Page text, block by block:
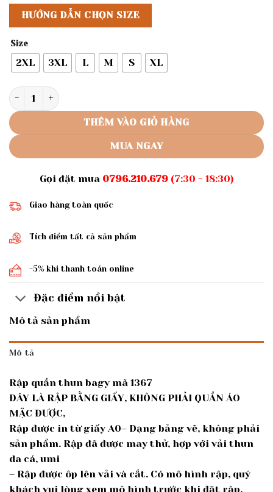
HƯỚNG DẪN CHỌN SIZE
Size
2XL 3XL L M S XL
Rập giấy A0 mã 1367 - Rập quần thun bagy số lượng
THÊM VÀO GIỎ HÀNG
MUA NGAY
Gọi đặt mua 0796.210.679(7:30 - 18:30)
Giao hàng toàn quốc
Tích điểm tất cả sản phẩm
-5% khi thanh toán online
Đặc điểm nổi bật
Mô tả sản phẩm
Mô tả
Rập quần thun bagy mã 1367
ĐÂY LÀ RẬP BẰNG GIẤY, KHÔNG PHẢI QUẦN ÁO
MẶC ĐƯỢC,
Rập được in từ giấy A0– Dạng bảng vẽ, không phải
sản phẩm. Rập đã được may thử, hợp với vải thun
da cá, umi
– Rập được ôp lên vải và cắt. Có mô hình rập, quý
khách vui lòng xem mô hình trước khi đặt rập.